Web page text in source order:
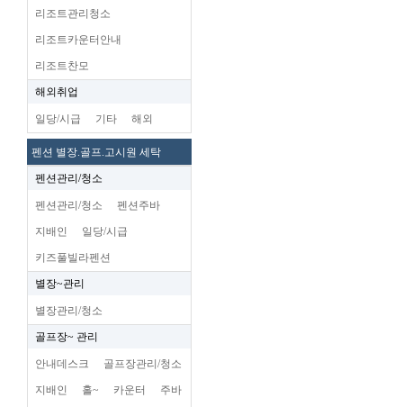
리조트관리청소
리조트카운터안내
리조트찬모
해외취업
일당/시급 기타 해외
펜션 별장.골프.고시원 세탁
펜션관리/청소
펜션관리/청소 펜션주바
지배인 일당/시급
키즈풀빌라펜션
별장~관리
별장관리/청소
골프장~ 관리
안내데스크 골프장관리/청소
지배인 홀~ 카운터 주바